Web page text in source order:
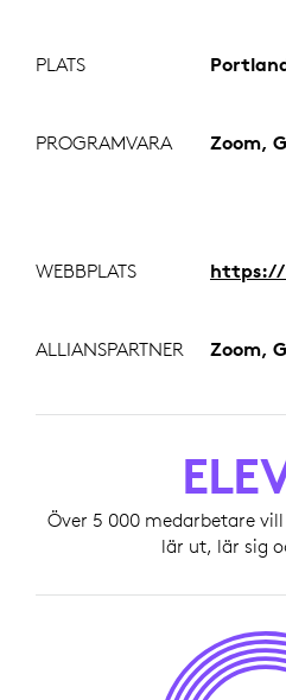
PLATS
PROGRAMVARA Zoom,
WEBBPLATS
ALLIANSPARTNER Zoom,
Över 5 000 medarbetare
lär ut, lär sig